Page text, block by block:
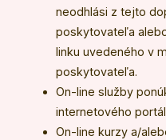
neodhlási z tejto
poskytovateľa
linku uvedeného v
poskytovateľa.
On-line služby
internetového
On-line kurzy a/